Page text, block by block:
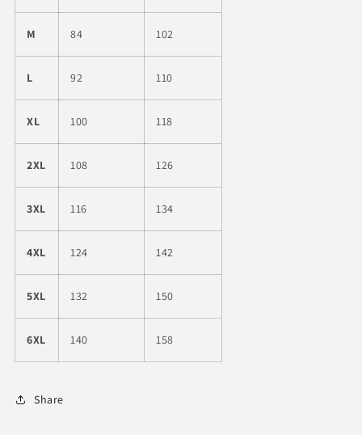
M 84 102
L 92 110
XL 100 118
2XL 108 126
3XL 116 134
4XL 124 142
5XL 132 150
6XL 140 158
Share